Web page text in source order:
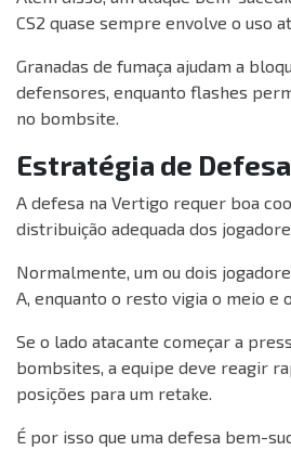
CS2 quase sempre envolve o uso
Granadas de fumaça ajudam a
defensores, enquanto flashes
no bombsite.
Estratégia de Defesa
A defesa na Vertigo requer boa
distribuição adequada dos
Normalmente, um ou dois
A, enquanto o resto vigia o meio e
Se o lado atacante começar a
bombsites, a equipe deve reagir
posições para um retake.
É por isso que uma defesa bem-